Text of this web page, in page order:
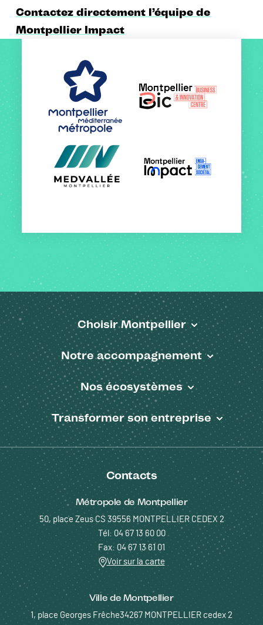
Contactez directement l’équipe de
Montpellier Impact
Pied de page
Choisir Montpellier
Notre accompagnement
Nos écosystèmes
Transformer son entreprise
Contacts
Métropole de Montpellier
50, place Zeus CS 39556 MONTPELLIER CEDEX 2
Tél: 04 67 13 60 00
Fax: 04 67 13 61 01
Voir sur la carte
Ville de Montpellier
1, place Georges Frêche34267 MONTPELLIER cedex 2